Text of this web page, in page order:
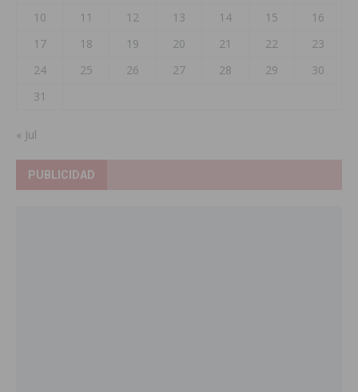
10
11 12 13 14 15
16
17
18 19 20 21 22
23
24
25 26 27 28 29
30
31
« Jul
PUBLICIDAD